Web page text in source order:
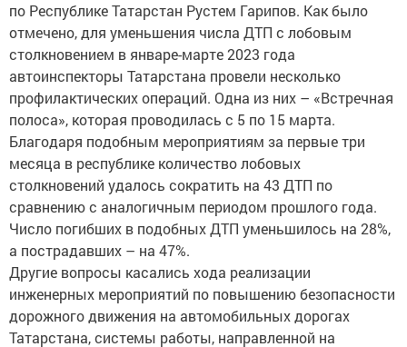
по Республике Татарстан Рустем Гарипов. Как было
отмечено, для уменьшения числа ДТП с лобовым
столкновением в январе-марте 2023 года
автоинспекторы Татарстана провели несколько
профилактических операций. Одна из них – «Встречная
полоса», которая проводилась с 5 по 15 марта.
Благодаря подобным мероприятиям за первые три
месяца в республике количество лобовых
столкновений удалось сократить на 43 ДТП по
сравнению с аналогичным периодом прошлого года.
Число погибших в подобных ДТП уменьшилось на 28%,
а пострадавших – на 47%.
Другие вопросы касались хода реализации
инженерных мероприятий по повышению безопасности
дорожного движения на автомобильных дорогах
Татарстана, системы работы, направленной на